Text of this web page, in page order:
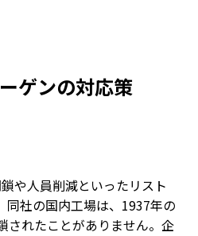
ゲンの対応策
や人員削減といったリスト
同社の国内工場は、1937年の
されたことがありません。企